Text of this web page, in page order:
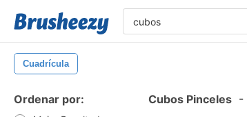
Cuadrícula
Ordenar por: Cubos Pinceles -